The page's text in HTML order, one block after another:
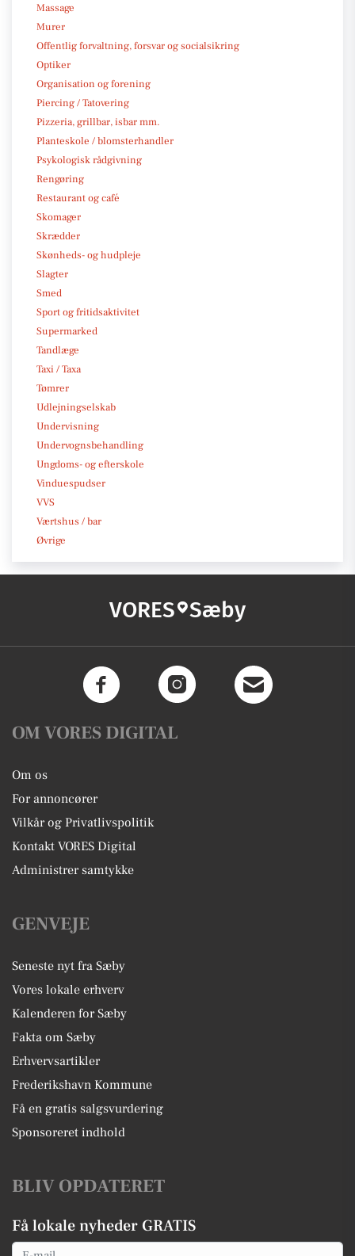
Massage
Murer
Offentlig forvaltning, forsvar og socialsikring
Optiker
Organisation og forening
Piercing / Tatovering
Pizzeria, grillbar, isbar mm.
Planteskole / blomsterhandler
Psykologisk rådgivning
Rengøring
Restaurant og café
Skomager
Skrædder
Skønheds- og hudpleje
Slagter
Smed
Sport og fritidsaktivitet
Supermarked
Tandlæge
Taxi / Taxa
Tømrer
Udlejningselskab
Undervisning
Undervognsbehandling
Ungdoms- og efterskole
Vinduespudser
VVS
Værtshus / bar
Øvrige
VORES Sæby
OM VORES DIGITAL
Om os
For annoncører
Vilkår og Privatlivspolitik
Kontakt VORES Digital
Administrer samtykke
GENVEJE
Seneste nyt fra Sæby
Vores lokale erhverv
Kalenderen for Sæby
Fakta om Sæby
Erhvervsartikler
Frederikshavn Kommune
Få en gratis salgsvurdering
Sponsoreret indhold
BLIV OPDATERET
Få lokale nyheder GRATIS
Email